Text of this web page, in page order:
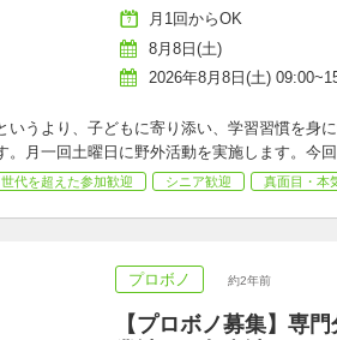
月1回からOK
8月8日(土)
2026年8月8日(土)
いうより、子どもに寄り添い、学習習慣を身
。月一回土曜日に野外活動を実施します。今回
世代を超えた参加歓迎 シニア歓迎 真面目・本
プロボノ 約2年前
【プロボノ募集】専